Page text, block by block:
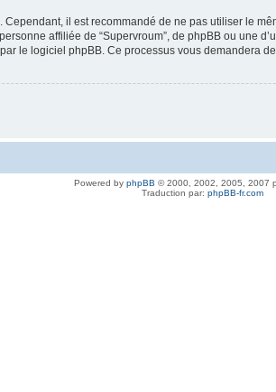
il est recommandé de ne pas utiliser le
affiliée de “Supervroum”, de phpBB ou une
le logiciel phpBB. Ce processus vous demandera
Powered by phpBB © 2000, 2002, 2005, 2007
Traduction par: phpBB-fr.com